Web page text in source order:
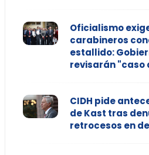
Oficialismo
carabineros
estallido:
revisarán "caso
CIDH pide
de Kast tras
retrocesos en